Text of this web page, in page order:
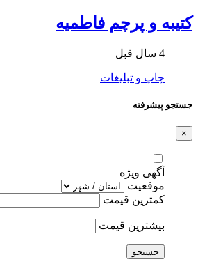
کتیبه و پرچم فاطمیه
4 سال قبل
چاپ و تبلیغات
جستجو پیشرفته
×
آگهی ویژه
موقعیت
کمترین قیمت
بیشترین قیمت
جستجو